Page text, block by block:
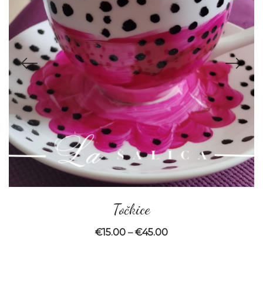
Točkice
€15.00 –€45.00